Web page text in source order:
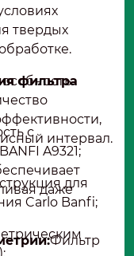
твердых
интервал.
даже
Фильтр
фильтра
с
A9321;
для
Carlo Banfi;